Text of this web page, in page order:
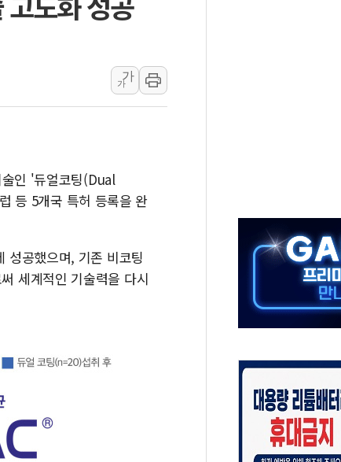
뉴욕증시 프리뷰, 미 주가선물 AI주 차익실현 속 혼조세...웨스턴디지털
금값 7주 만에 최고…美 고용 둔화·호르무즈 재개방 기대에 강세
[인도증시] 중동 긴장 완화에 실적 호조까지, 상승...호실적 보고 기업 상
러, 1인칭시점 드론으로 우크라 민간인 '사파리' 공격… 시민들 공포감
양주 섬유염색공장서 화재 1명 중상…대응 1단계 진압 중
김정관 산업부 장관 "주 52시간 손봐야, 경쟁상대 中과 비교해야"
해군 1함대 창설 80주년…지역과 함께하는 '선봉'의 대민 봉사
[3보] 북, 원산서 동해로 단거리 탄도미사일 1발 발사… 올해 10번째
우크라 드론 전술, 중남미 콜롬비아에 새 안보 위기… 반군·마약카르텔
주한미군 "오산기지 누출, 백린 아닌 무해한 표면 부식 물질"
해군과 함께하는 '불금전파, 송정' 시즌2
가
가
인 '듀얼코팅(Dual
등 5개국 특허 등록을 완
성공했으며, 기존 비코팅
세계적인 기술력을 다시